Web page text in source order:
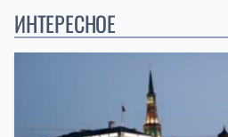
ИНТЕРЕСНОЕ